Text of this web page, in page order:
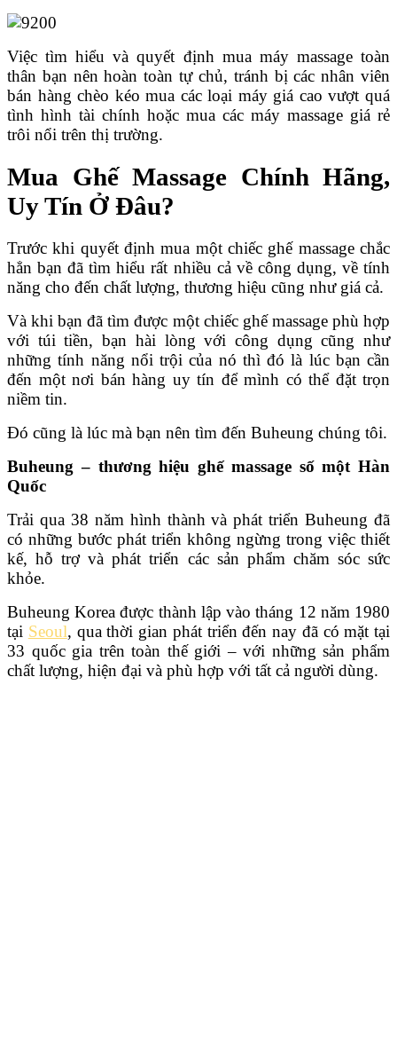
Việc tìm hiểu và quyết định mua máy massage toàn
thân bạn nên hoàn toàn tự chủ, tránh bị các nhân viên
bán hàng chèo kéo mua các loại máy giá cao vượt quá
tình hình tài chính hoặc mua các máy massage giá rẻ
trôi nổi trên thị trường.
Mua Ghế Massage Chính Hãng,
Uy Tín Ở Đâu?
Trước khi quyết định mua một chiếc ghế massage chắc
hẳn bạn đã tìm hiểu rất nhiều cả về công dụng, về tính
năng cho đến chất lượng, thương hiệu cũng như giá cả.
Và khi bạn đã tìm được một chiếc ghế massage phù hợp
với túi tiền, bạn hài lòng với công dụng cũng như
những tính năng nổi trội của nó thì đó là lúc bạn cần
đến một nơi bán hàng uy tín để mình có thể đặt trọn
niềm tin.
Đó cũng là lúc mà bạn nên tìm đến Buheung chúng tôi.
Buheung – thương hiệu ghế massage số một Hàn
Quốc
Trải qua 38 năm hình thành và phát triển Buheung đã
có những bước phát triển không ngừng trong việc thiết
kế, hỗ trợ và phát triển các sản phẩm chăm sóc sức
khỏe.
Buheung Korea được thành lập vào tháng 12 năm 1980
tại Seoul, qua thời gian phát triển đến nay đã có mặt tại
33 quốc gia trên toàn thế giới – với những sản phẩm
chất lượng, hiện đại và phù hợp với tất cả người dùng.